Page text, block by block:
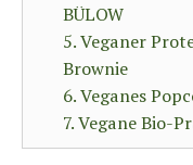
BÜLOW
5. Veganer
Brownie
6. Veganes
7. Vegane Bio-